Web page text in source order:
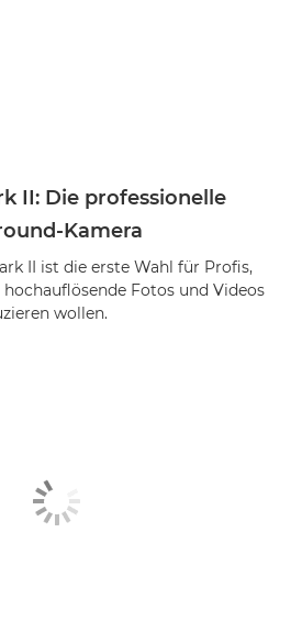
II: Die professionelle
Kamera
II ist die erste Wahl für Profis,
Fotos und Videos
wollen.